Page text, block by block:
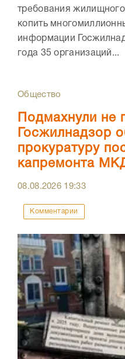
требования жилищного
копить
информации
года 35 организаций...
Общество
Подмахнули не
Госжилнадзор
прокуратуру
капремонта
08.08.2026 19:33
Комментарии